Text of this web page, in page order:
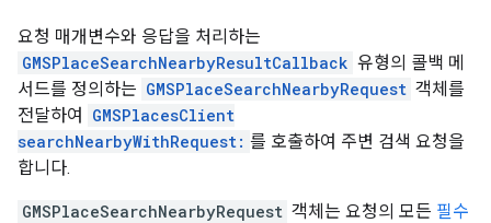
요청 매개변수와 응답을 처리하는
GMSPlaceSearchNearbyResultCallback 유형의 콜백 메
서드를 정의하는 GMSPlaceSearchNearbyRequest 객체를
전달하여
GMSPlacesClient
searchNearbyWithRequest: 를 호출하여 주변 검색 요청을
합니다.
GMSPlaceSearchNearbyRequest 객체는 요청의 모든 필수